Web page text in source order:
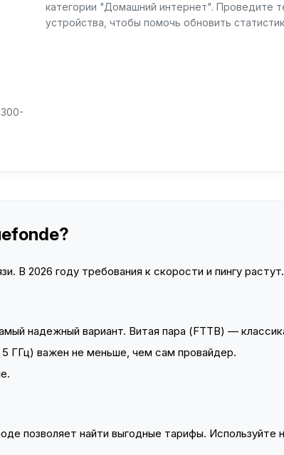
категории "Домашний интернет". Проведите
устройства, чтобы помочь обновить
В 2026 году требования к скорости и пингу растут.
надежный вариант. Витая пара (FTTB) —
ГГц) важен не меньше, чем сам провайдер.
позволяет найти выгодные тарифы. Используйте